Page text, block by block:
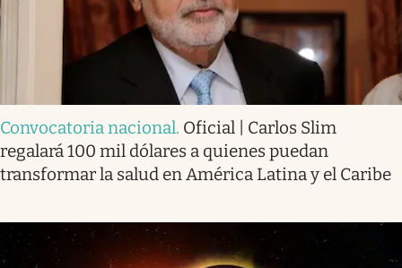
Convocatoria nacional. Oficial | Carlos Slim
regalará 100 mil dólares a quienes puedan
transformar la salud en América Latina y el Caribe